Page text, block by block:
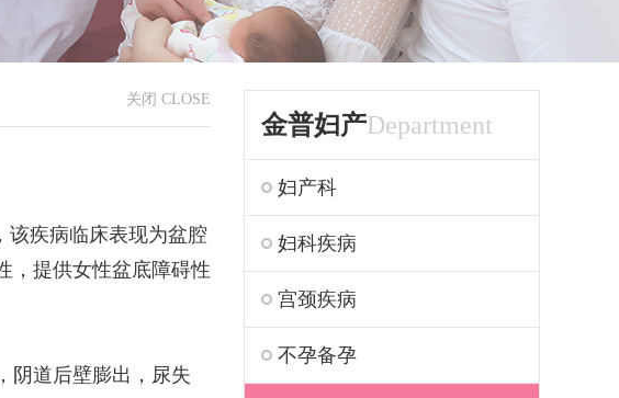
关闭 CLOSE
该疾病临床表现为盆腔
，提供女性盆底障碍性
阴道后壁膨出，尿失
金普妇产Department
妇产科
妇科疾病
宫颈疾病
不孕备孕